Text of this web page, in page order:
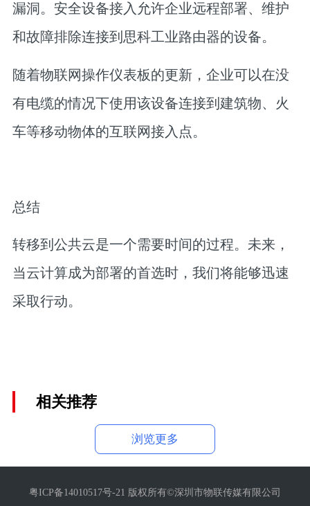
漏洞。安全设备接入允许企业远程部署、维护
和故障排除连接到思科工业路由器的设备。
随着物联网操作仪表板的更新，企业可以在没
有电缆的情况下使用该设备连接到建筑物、火
车等移动物体的互联网接入点。
总结
转移到公共云是一个需要时间的过程。未来，
当云计算成为部署的首选时，我们将能够迅速
采取行动。
相关推荐
浏览更多
粤ICP备14010517号-21 版权所有©深圳市物联传媒有限公司